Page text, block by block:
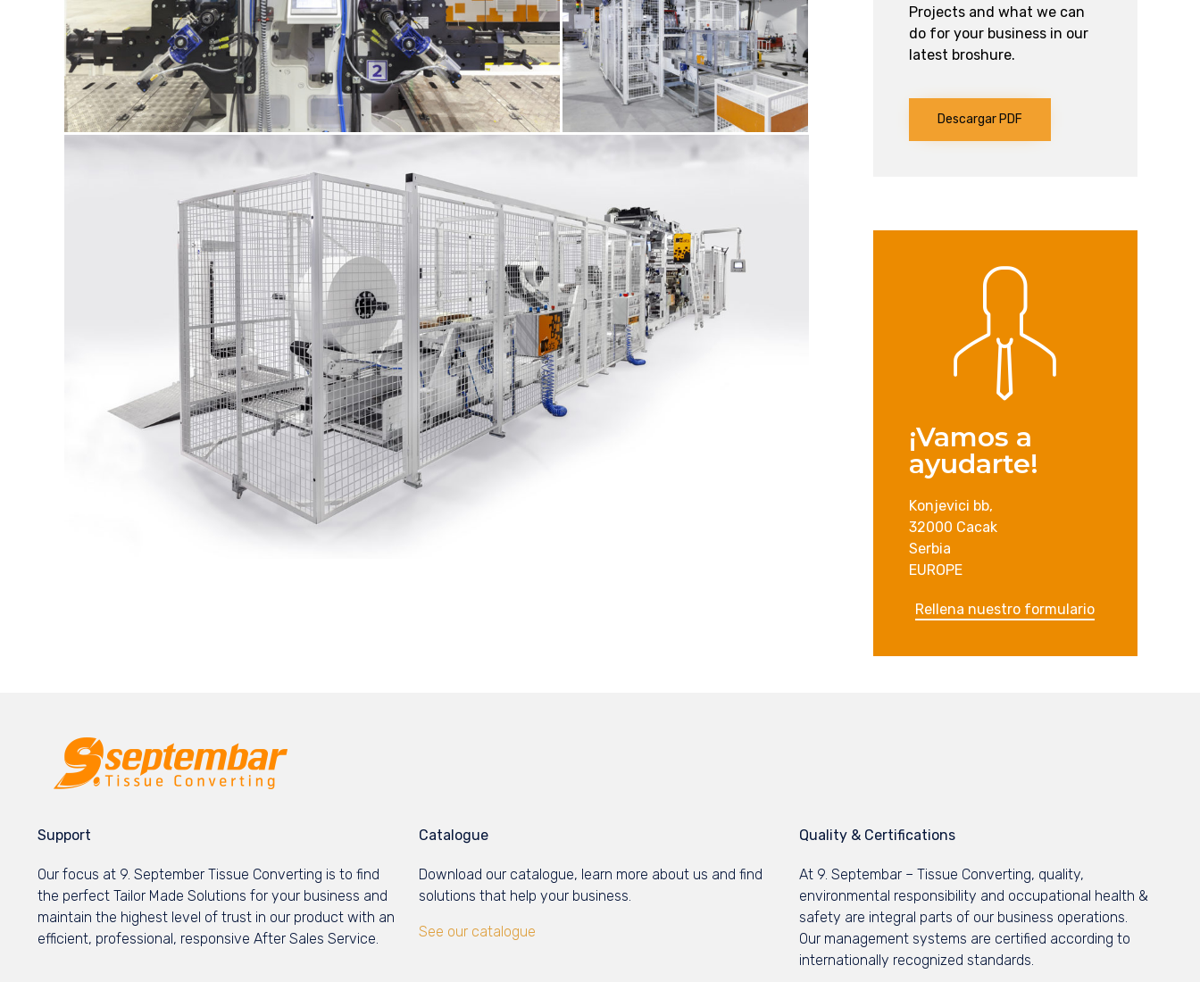
Projects and what we can
do for your business in our
latest broshure.
Descargar PDF
¡Vamos a
ayudarte!
Konjevici bb,
32000 Cacak
Serbia
EUROPE
Rellena nuestro formulario
Support
Our focus at 9. September Tissue Converting is to find
the perfect Tailor Made Solutions for your business and
maintain the highest level of trust in our product with an
efficient, professional, responsive After Sales Service.
Catalogue
Download our catalogue, learn more about us and find
solutions that help your business.
See our catalogue
Quality & Certifications
At 9. Septembar – Tissue Converting, quality,
environmental responsibility and occupational health &
safety are integral parts of our business operations.
Our management systems are certified according to
internationally recognized standards.